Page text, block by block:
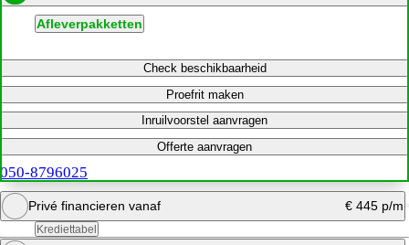
Afleverpakketten
Check beschikbaarheid
Proefrit maken
Inruilvoorstel aanvragen
Offerte aanvragen
050-8796025
Privé financieren vanaf € 445 p/m
Krediettabel